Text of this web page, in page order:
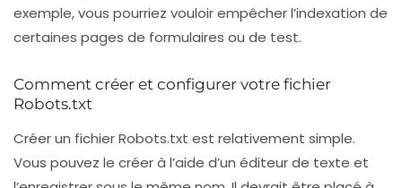
exemple, vous pourriez vouloir empêcher l’indexation de
certaines pages de formulaires ou de test.
Comment créer et configurer votre fichier
Robots.txt
Créer un fichierRobots.txt est relativement simple.
Vous pouvez le créer à l’aide d’un éditeur de texte et